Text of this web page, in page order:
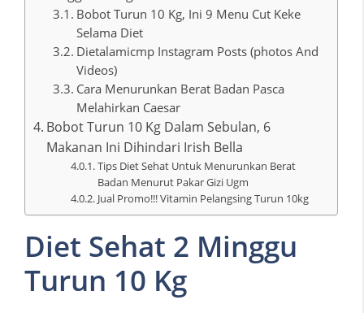
Bobot Turun 10 Kg, Ini 9 Menu Cut Keke
Selama Diet
Dietalamicmp Instagram Posts (photos And
Videos)
Cara Menurunkan Berat Badan Pasca
Melahirkan Caesar
Bobot Turun 10 Kg Dalam Sebulan, 6
Makanan Ini Dihindari Irish Bella
Tips Diet Sehat Untuk Menurunkan Berat
Badan Menurut Pakar Gizi Ugm
Jual Promo!!! Vitamin Pelangsing Turun 10kg
Diet Sehat 2 Minggu
Turun 10 Kg